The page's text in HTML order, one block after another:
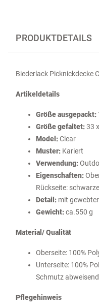
PRODUKTDETAILS
Biederlack Picknickdecke
Artikeldetails
Größe ausgepackt:
Größe gefaltet:33
Model:Clear
Muster: Kariert
Verwendung:
Eigenschaften:
Rückseite:
Detail: mit
Gewicht:ca.550 g
Material/ Qualität
Oberseite: 100%
Unterseite: 100%
Schmutz abweisend
Pflegehinweis